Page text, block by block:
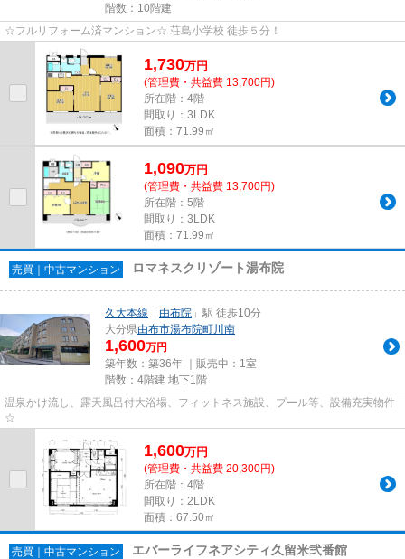
階数：10階建
☆フルリフォーム済マンション☆ 荘島小学校 徒歩５分！
1,730万円
(管理費・共益費 13,700円)
所在階：4階
間取り：3LDK
面積：71.99㎡
1,090万円
(管理費・共益費 13,700円)
所在階：5階
間取り：3LDK
面積：71.99㎡
売買｜中古マンション ロマネスクリゾート湯布院
久大本線 「 由布院 」駅 徒歩10分
大分県由布市湯布院町川南
1,600万円
築年数：築36年 ｜販売中： 1室
階数：4階建 地下1階
温泉かけ流し、露天風呂付大浴場、フィットネス施設、プール等、設備充実物件
☆
1,600万円
(管理費・共益費 20,300円)
所在階：4階
間取り：2LDK
面積：67.50㎡
売買｜中古マンション エバーライフネアシティ久留米弐番館